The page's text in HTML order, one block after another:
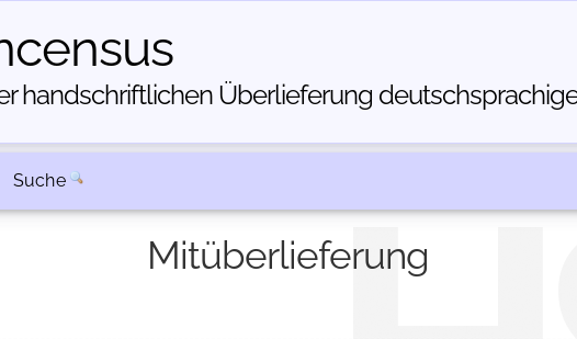
handschriftlichen Über­lieferung
Suche
Mitüberlieferung